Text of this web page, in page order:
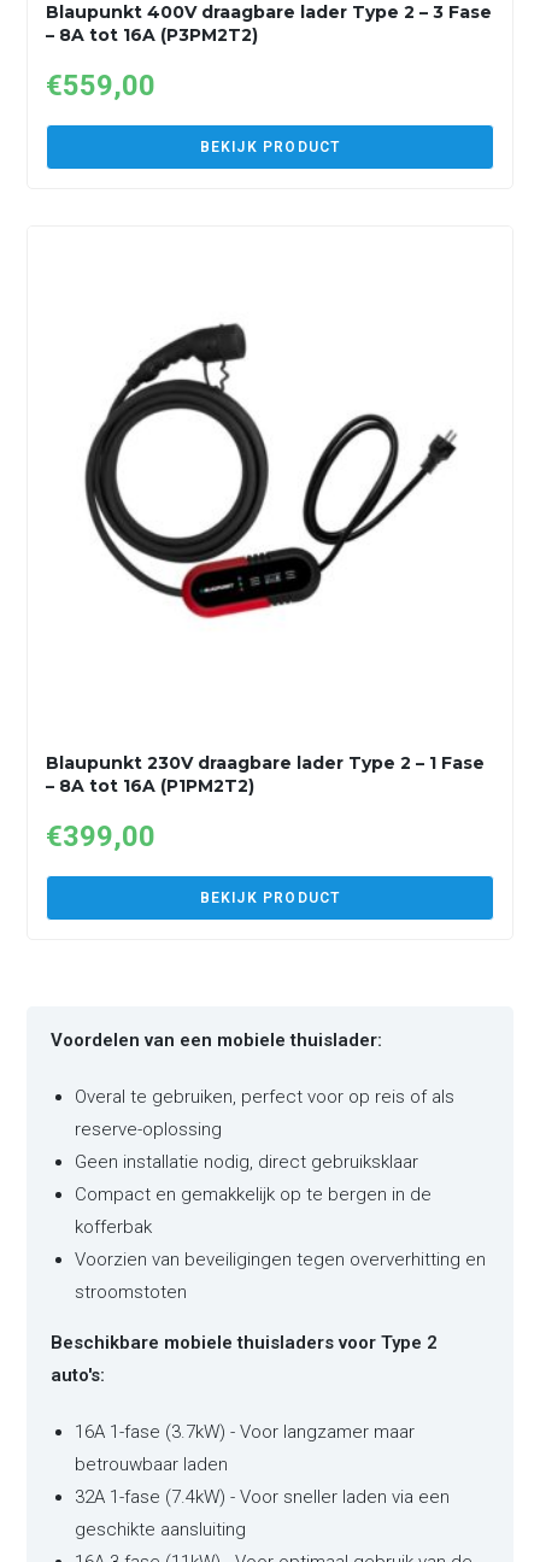
Blaupunkt 400V draagbare lader Type 2 – 3 Fase
– 8A tot 16A (P3PM2T2)
€559,00
BEKIJK PRODUCT
Blaupunkt 230V draagbare lader Type 2 – 1 Fase
– 8A tot 16A (P1PM2T2)
€399,00
BEKIJK PRODUCT
Voordelen van een mobiele thuislader:
Overal te gebruiken, perfect voor op reis of als
reserve-oplossing
Geen installatie nodig, direct gebruiksklaar
Compact en gemakkelijk op te bergen in de
kofferbak
Voorzien van beveiligingen tegen oververhitting en
stroomstoten
Beschikbare mobiele thuisladers voor Type 2
auto's:
16A 1-fase (3.7kW) - Voor langzamer maar
betrouwbaar laden
32A 1-fase (7.4kW) - Voor sneller laden via een
geschikte aansluiting